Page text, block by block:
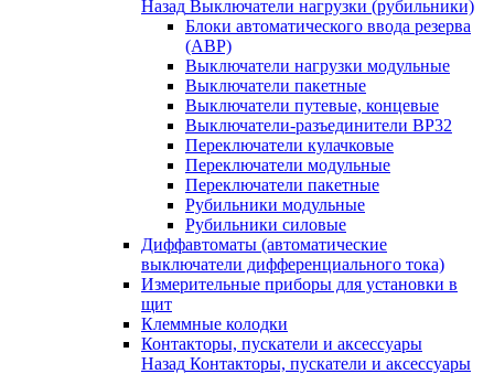
Назад Выключатели нагрузки (рубильники)
Блоки автоматического ввода резерва
(АВР)
Выключатели нагрузки модульные
Выключатели пакетные
Выключатели путевые, концевые
Выключатели-разъединители ВР32
Переключатели кулачковые
Переключатели модульные
Переключатели пакетные
Рубильники модульные
Рубильники силовые
Диффавтоматы (автоматические
выключатели дифференциального тока)
Измерительные приборы для установки в
щит
Клеммные колодки
Контакторы, пускатели и аксессуары
Назад Контакторы, пускатели и аксессуары